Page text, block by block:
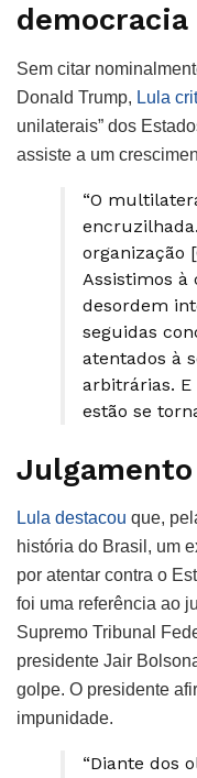
democracia
Sem citar
Donald Trump, Lula
unilaterais” dos
assiste a um
“O
organização
Assistimos à
desordem
seguidas
atentados à
arbitrárias.
estão se
Lula destacou que,
história do Brasil, um
por atentar contra o
foi uma referência ao
Supremo Tribunal
presidente Jair
golpe. O presidente
impunidade.
“Diante dos